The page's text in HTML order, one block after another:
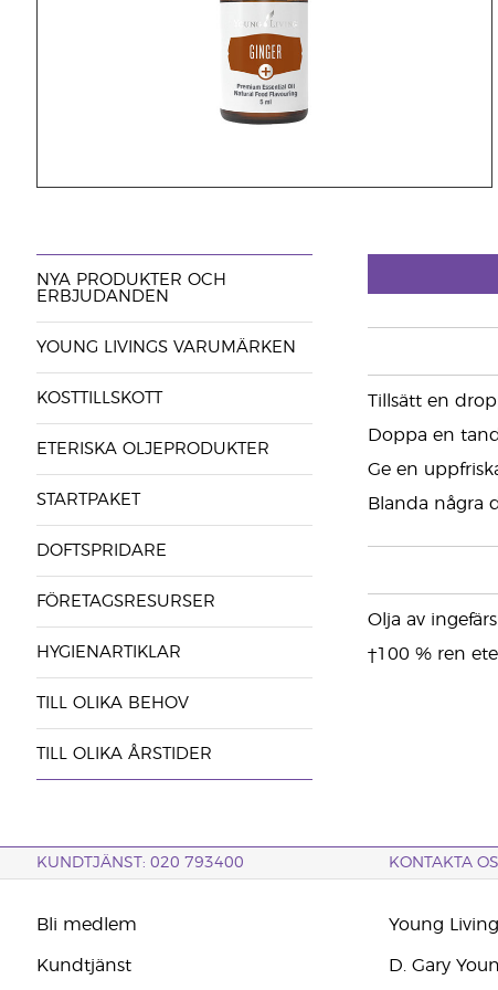
NYA PRODUKTER OCH
ERBJUDANDEN
YOUNG LIVINGS VARUMÄRKEN
KOSTTILLSKOTT
ETERISKA OLJEPRODUKTER
STARTPAKET
DOFTSPRIDARE
FÖRETAGSRESURSER
HYGIENARTIKLAR
TILL OLIKA BEHOV
TILL OLIKA ÅRSTIDER
Tillsätt en
Doppa en
Ge en
Blanda några
Olja av
†100 % ren
KUNDTJÄNST: 020 793400 KONTAKTA
Bli medlem
Kundtjänst
Young
D. Gary